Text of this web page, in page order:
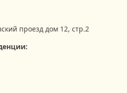
проезд дом 12, стр.2